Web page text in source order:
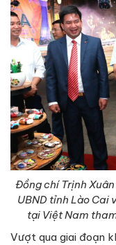
Đồng chí Trịnh
UBND tỉnh Lào Cai
tại Việt Nam
Vượt qua giai đoạn